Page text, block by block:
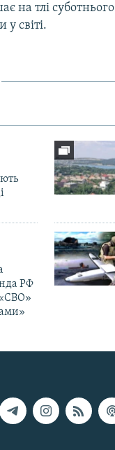
на тлі суботнього
світі.
РФ